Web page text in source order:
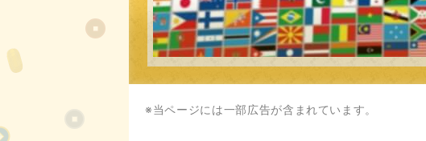
※当ページには一部広告が含まれています。
人気記事